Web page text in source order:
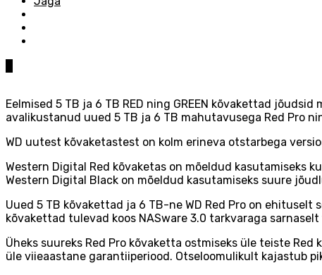
Eelmised 5 TB ja 6 TB RED ning GREEN kõvakettad
avalikustanud uued 5 TB ja 6 TB mahutavusega Red Pro
WD uutest kõvaketastest on kolm erineva otstarbega
Western Digital Red kõvaketas on mõeldud kasutamiseks
Western Digital Black on mõeldud kasutamiseks suure
Uued 5 TB kõvakettad ja 6 TB-ne WD Red Pro on
kõvakettad tulevad koos NASware 3.0 tarkvaraga
Üheks suureks Red Pro kõvaketta ostmiseks üle teiste
üle viieaastane garantiiperiood. Otseloomulikult kajastub